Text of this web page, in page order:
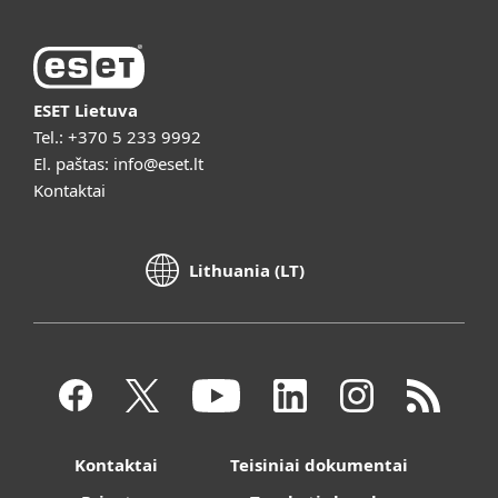
ESET Lietuva
Tel.: +370 5 233 9992
El. paštas: info@eset.lt
Kontaktai
Lithuania (LT)
Kontaktai
Teisiniai dokumentai